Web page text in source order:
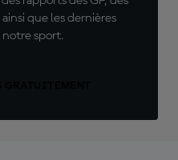
que les dernières
notre sport.